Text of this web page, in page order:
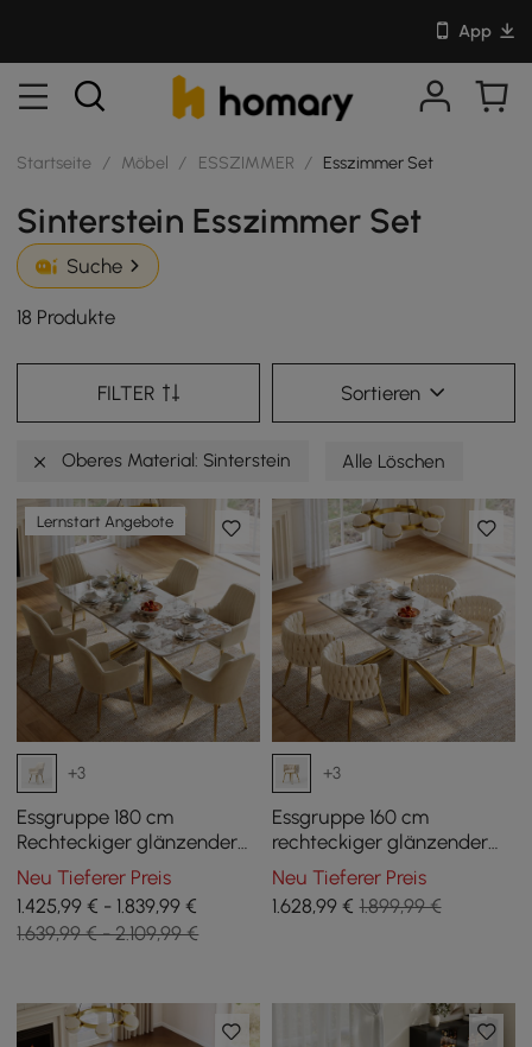
App
Startseite / Möbel / ESSZIMMER / Esszimmer Set
Sinterstein Esszimmer Set
Suche
18 Produkte
FILTER Sortieren
Oberes Material: Sinterstein Alle Löschen
Lernstart Angebote
+3
Essgruppe 180 cm
Rechteckiger glänzender
Pandora-Esstisch aus
gesintertem Stein mit 6
Stühlen
Neu Tieferer Preis
1.425,99 € - 1.839,99 €
1.639,99 € - 2.109,99 €
+3
Essgruppe 160 cm
rechteckiger glänzender
Pandora-Esstisch aus
gesintertem Stein mit 4
Stühlen
Neu Tieferer Preis
1.628,99€ 1.899,99 €